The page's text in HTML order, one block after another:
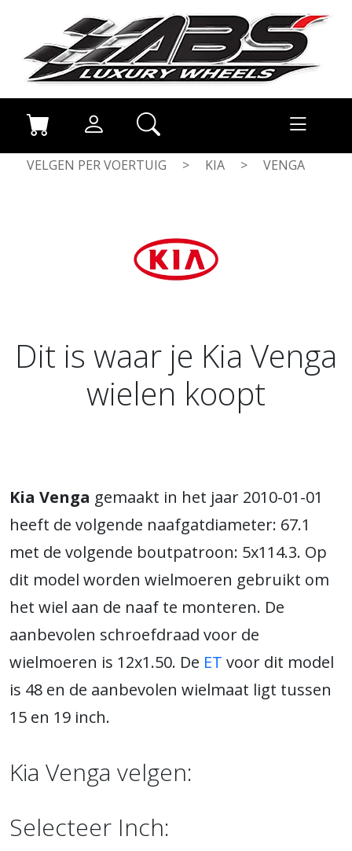
VELGEN PER VOERTUIG > KIA > VENGA
Dit is waar je Kia Venga
wielen koopt
Kia Venga gemaakt in het jaar 2010-01-01
heeft de volgende naafgatdiameter: 67.1
met de volgende boutpatroon: 5x114.3. Op
dit model worden wielmoeren gebruikt om
het wiel aan de naaf te monteren. De
aanbevolen schroefdraad voor de
wielmoeren is 12x1.50. De ET voor dit model
is 48 en de aanbevolen wielmaat ligt tussen
15 en 19 inch.
Kia Venga velgen:
Selecteer Inch: